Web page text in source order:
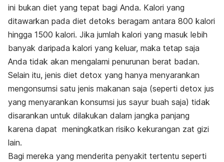
ini bukan diet yang tepat bagi Anda. Kalori yang
ditawarkan pada diet detoks beragam antara 800 kalori
hingga 1500 kalori. Jika jumlah kalori yang masuk lebih
banyak daripada kalori yang keluar, maka tetap saja
Anda tidak akan mengalami penurunan berat badan.
Selain itu, jenis diet detox yang hanya menyarankan
mengonsumsi satu jenis makanan saja (seperti detox jus
yang menyarankan konsumsi jus sayur buah saja) tidak
disarankan untuk dilakukan dalam jangka panjang
karena dapat meningkatkan risiko kekurangan zat gizi
lain.
Bagi mereka yang menderita penyakit tertentu seperti